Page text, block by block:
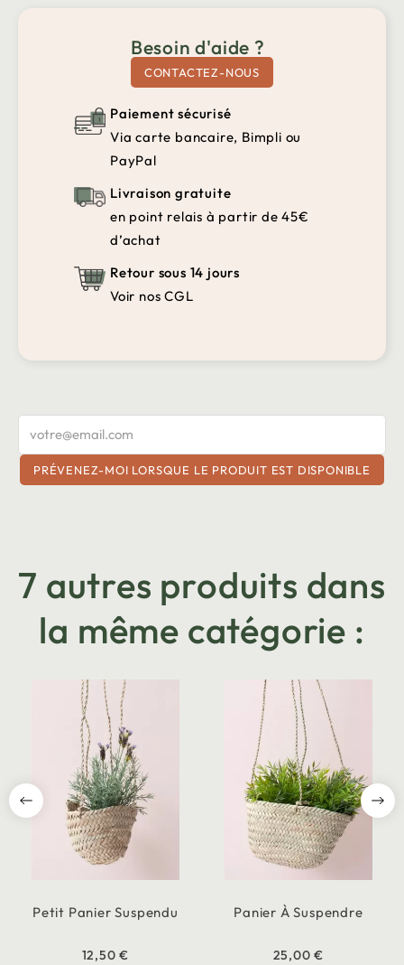
Besoin d'aide ?
CONTACTEZ-NOUS
Paiement sécurisé
Via carte bancaire, Bimpli ou
PayPal
Livraison gratuite
en point relais à partir de 45€
d’achat
Retour sous 14 jours
Voir nos CGL
PRÉVENEZ-MOI LORSQUE LE PRODUIT EST DISPONIBLE
7 autres produits dans
la même catégorie :
Petit Panier Suspendu
12,50 €
Panier À Suspendre
25,00 €